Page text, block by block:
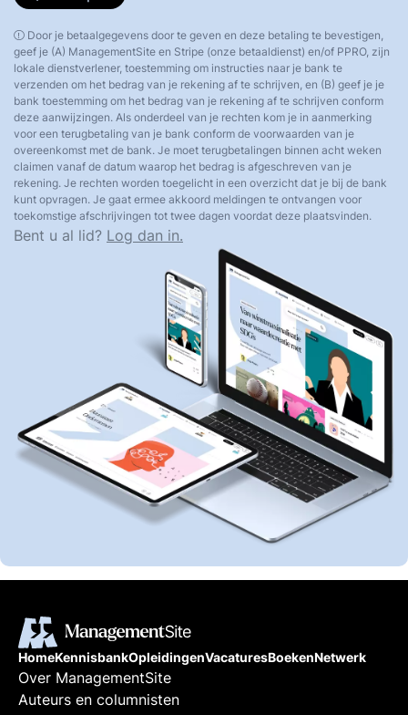
Door je betaalgegevens door te geven en deze betaling te bevestigen,
geef je (A) ManagementSite en Stripe (onze betaaldienst) en/of PPRO, zijn
lokale dienstverlener, toestemming om instructies naar je bank te
verzenden om het bedrag van je rekening af te schrijven, en (B) geef je je
bank toestemming om het bedrag van je rekening af te schrijven conform
deze aanwijzingen. Als onderdeel van je rechten kom je in aanmerking
voor een terugbetaling van je bank conform de voorwaarden van je
overeenkomst met de bank. Je moet terugbetalingen binnen acht weken
claimen vanaf de datum waarop het bedrag is afgeschreven van je
rekening. Je rechten worden toegelicht in een overzicht dat je bij de bank
kunt opvragen. Je gaat ermee akkoord meldingen te ontvangen voor
toekomstige afschrijvingen tot twee dagen voordat deze plaatsvinden.
Bent u al lid? Log dan in.
HomeKennisbankOpleidingenVacaturesBoekenNetwerk
Over ManagementSite
Auteurs en columnisten